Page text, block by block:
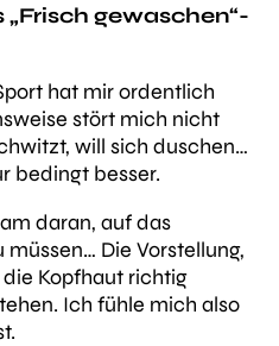
gewaschen“-
hat mir ordentlich
stört mich nicht
will sich duschen…
bedingt besser.
daran, auf das
Die Vorstellung,
Kopfhaut richtig
Ich fühle mich also